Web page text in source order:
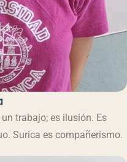
trabajo; es ilusión. Es
Surica es compañerismo.